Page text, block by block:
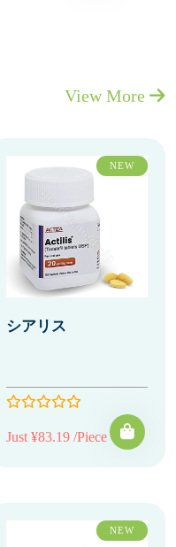
View More
NEW
シアリス
Just ¥83.19 /Piece
NEW